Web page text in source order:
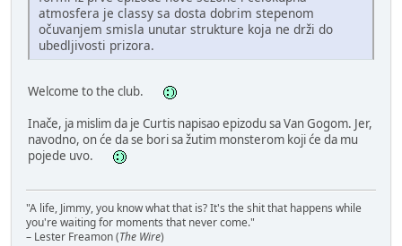
atmosfera je classy sa dosta dobrim stepenom
očuvanjem smisla unutar strukture koja ne drži do
ubedljivosti prizora.
Welcome to the club.
Inače, ja mislim da je Curtis napisao epizodu sa Van Gogom. Jer,
navodno, on će da se bori sa žutim monsterom koji će da mu
pojede uvo.
"A life, Jimmy, you know what that is? It's the shit that happens while
you're waiting for moments that never come."
– Lester Freamon (The Wire)